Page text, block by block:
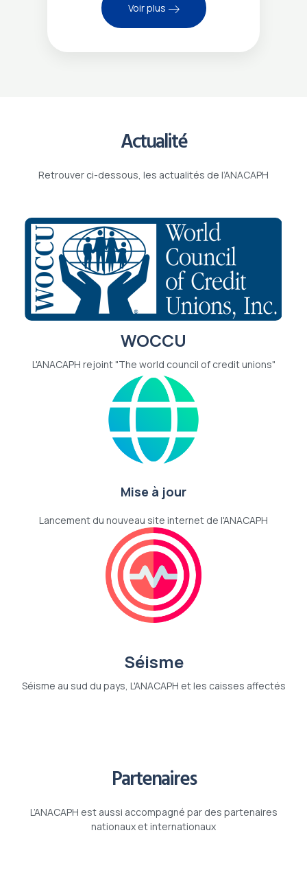
Voir plus
Actualité
Retrouver ci-dessous, les actualités de l’ANACAPH
WOCCU
L'ANACAPH rejoint "The world council of credit unions"
Mise à jour
Lancement du nouveau site internet de l'ANACAPH
Séisme
Séisme au sud du pays, L'ANACAPH et les caisses affectés
Partenaires
L’ANACAPH est aussi accompagné par des partenaires
nationaux et internationaux